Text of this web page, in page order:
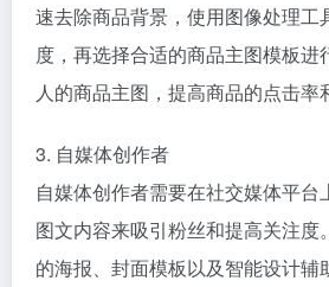
速去除商品背景，使用图像处理工
度，再选择合适的商品主图模板进
人的商品主图，提高商品的点击率
3. 自媒体创作者
自媒体创作者需要在社交媒体平台
图文内容来吸引粉丝和提高关注度
的海报、封面模板以及智能设计辅